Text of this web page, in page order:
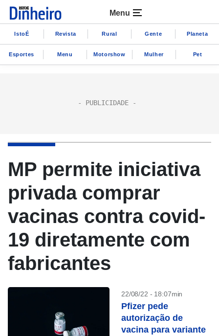
Menu
IstoÉ Revista Rural Gente Planeta
Esportes Menu Motorshow Mulher Pet
MP permite iniciativa
privada comprar
vacinas contra covid-
19 diretamente com
fabricantes
22/08/22 - 18:07min
Pfizer pede
autorização de
vacina para variante